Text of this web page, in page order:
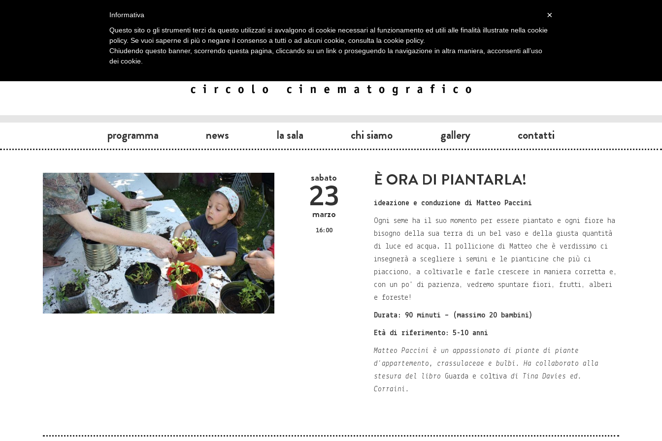
programma news la sala chi siamo gallery contatti
sabato
23
marzo
16:00
È ORA DI PIANTARLA!
ideazione e conduzione di Matteo Paccini
Ogni seme ha il suo momento per essere piantato e ogni fiore ha
bisogno della sua terra di un bel vaso e della giusta quantità
di luce ed acqua. Il pollicione di Matteo che è verdissimo ci
insegnerà a scegliere i semini e le pianticine che più ci
piacciono, a coltivarle e farle crescere in maniera corretta e,
con un po' di pazienza, vedremo spuntare fiori, frutti, alberi
e foreste!
Durata: 90 minuti – (massimo 20 bambini)
Età di riferimento: 5-10 anni
Matteo Paccini è un appassionato di piante di piante
d'appartemento, crassulaceae e bulbi. Ha collaborato alla
stesura del libro Guarda e coltiva di Tina Davies ed.
Corraini.
×
Informativa
Questo sito o gli strumenti terzi da questo utilizzati si avvalgono di cookie necessari al funzionamento ed utili alle finalità illustrate nella cookie
policy. Se vuoi saperne di più o negare il consenso a tutti o ad alcuni cookie, consulta la cookie policy.
Chiudendo questo banner, scorrendo questa pagina, cliccando su un link o proseguendo la navigazione in altra maniera, acconsenti all’uso
dei cookie.